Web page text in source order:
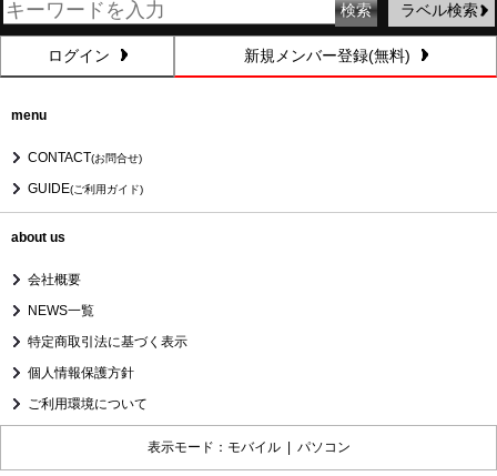
ラベル検索
ログイン 新規メンバー登録(無料)
menu
CONTACT(お問合せ)
GUIDE(ご利用ガイド)
about us
会社概要
NEWS一覧
特定商取引法に基づく表示
個人情報保護方針
ご利用環境について
表示モード：モバイル | パソコン